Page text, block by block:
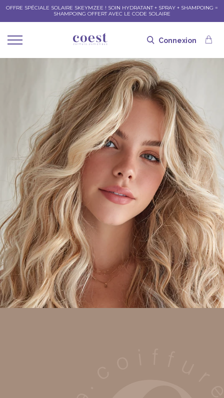
OFFRE SPÉCIALE SOLAIRE SKEYMZEE ! SOIN HYDRATANT + SPRAY + SHAMPOING =
SHAMPOING OFFERT AVEC LE CODE SOLAIRE
Connexion